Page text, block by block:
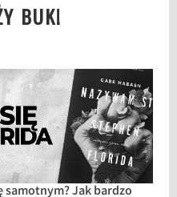
BUK!
samotnym? Jak bardzo